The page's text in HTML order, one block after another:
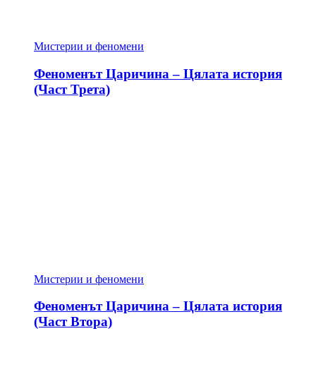
Мистерии и феномени
Феноменът Царичина – Цялата история
(Част Трета)
Мистерии и феномени
Феноменът Царичина – Цялата история
(Част Втора)